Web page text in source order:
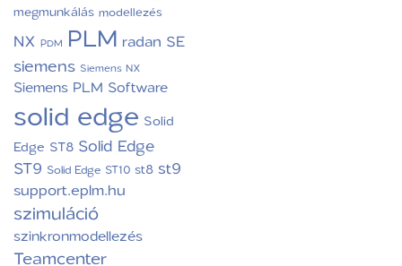
megmunkálás modellezés
NX PDM PLM radan SE
siemens Siemens NX
Siemens PLM Software
solid edge Solid
Edge ST8 Solid Edge
ST9 Solid Edge ST10 st8 st9
support.eplm.hu
szimuláció
szinkronmodellezés
Teamcenter